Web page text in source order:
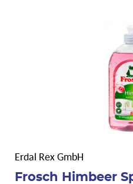
Erdal Rex GmbH
Frosch Himbeer